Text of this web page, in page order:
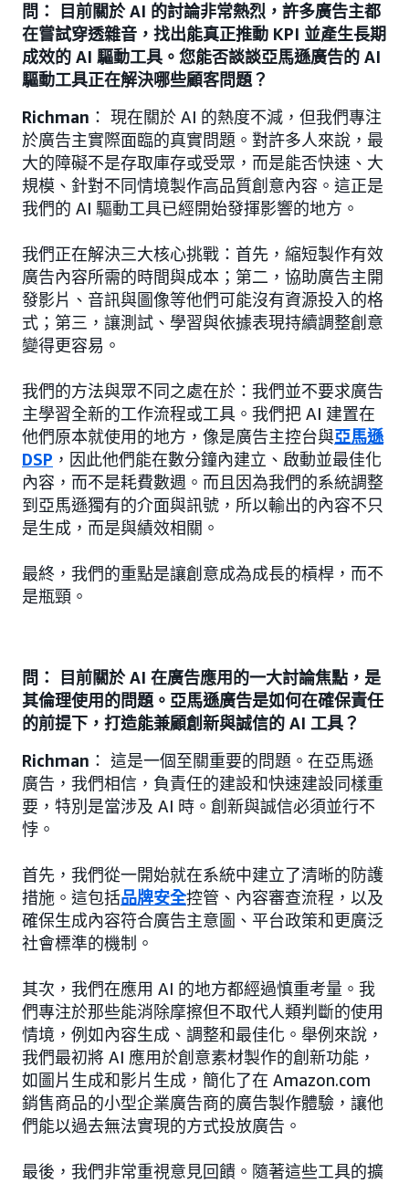
問： 目前關於 AI 的討論非常熱烈，許多廣告主都
在嘗試穿透雜音，找出能真正推動 KPI 並產生長期
成效的 AI 驅動工具。您能否談談亞馬遜廣告的 AI
驅動工具正在解決哪些顧客問題？
Richman ： 現在關於 AI 的熱度不減，但我們專注
於廣告主實際面臨的真實問題。對許多人來說，最
大的障礙不是存取庫存或受眾，而是能否快速、大
規模、針對不同情境製作高品質創意內容。這正是
我們的 AI 驅動工具已經開始發揮影響的地方。
我們正在解決三大核心挑戰：首先，縮短製作有效
廣告內容所需的時間與成本；第二，協助廣告主開
發影片、音訊與圖像等他們可能沒有資源投入的格
式；第三，讓測試、學習與依據表現持續調整創意
變得更容易。
我們的方法與眾不同之處在於：我們並不要求廣告
主學習全新的工作流程或工具。我們把 AI 建置在
他們原本就使用的地方，像是廣告主控台與亞馬遜
DSP ，因此他們能在數分鐘內建立、啟動並最佳化
內容，而不是耗費數週。而且因為我們的系統調整
到亞馬遜獨有的介面與訊號，所以輸出的內容不只
是生成，而是與績效相關。
最終，我們的重點是讓創意成為成長的槓桿，而不
是瓶頸。
問： 目前關於 AI 在廣告應用的一大討論焦點，是
其倫理使用的問題。亞馬遜廣告是如何在確保責任
的前提下，打造能兼顧創新與誠信的 AI 工具？
Richman ： 這是一個至關重要的問題。在亞馬遜
廣告，我們相信，負責任的建設和快速建設同樣重
要，特別是當涉及 AI 時。創新與誠信必須並行不
悖。
首先，我們從一開始就在系統中建立了清晰的防護
措施。這包括品牌安全控管、內容審查流程，以及
確保生成內容符合廣告主意圖、平台政策和更廣泛
社會標準的機制。
其次，我們在應用 AI 的地方都經過慎重考量。我
們專注於那些能消除摩擦但不取代人類判斷的使用
情境，例如內容生成、調整和最佳化。舉例來說，
我們最初將 AI 應用於創意素材製作的創新功能，
如圖片生成和影片生成，簡化了在 Amazon.com
銷售商品的小型企業廣告商的廣告製作體驗，讓他
們能以過去無法實現的方式投放廣告。
最後，我們非常重視意見回饋。隨著這些工具的擴